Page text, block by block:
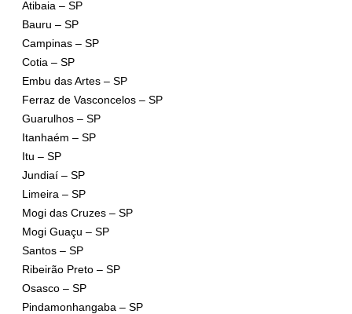
Atibaia – SP
Bauru – SP
Campinas – SP
Cotia – SP
Embu das Artes – SP
Ferraz de Vasconcelos – SP
Guarulhos – SP
Itanhaém – SP
Itu – SP
Jundiaí – SP
Limeira – SP
Mogi das Cruzes – SP
Mogi Guaçu – SP
Santos – SP
Ribeirão Preto – SP
Osasco – SP
Pindamonhangaba – SP